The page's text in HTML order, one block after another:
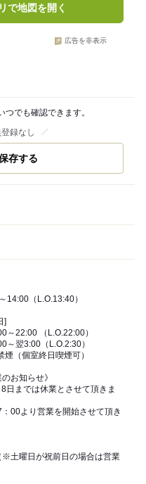
で地図を開く
広告を非表示
でも確認できます。
録なし
存する
（L.O.13:40）
]
22:00 （L.O.22:00）
3:00（L.O.2:30）
（個室終日喫煙可）
お知らせ》
日までは休業とさせて頂きま
00より営業を開始させて頂き
※土曜日が祝前日の場合は営業